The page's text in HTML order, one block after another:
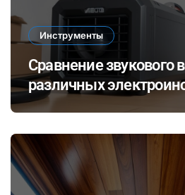
Инструменты
Сравнение звукового
различных
его влияние на